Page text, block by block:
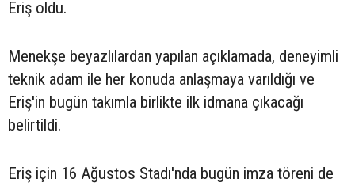
Eriş oldu.
Menekşe beyazlılardan yapılan açıklamada, deneyimli
teknik adam ile her konuda anlaşmaya varıldığı ve
Eriş'in bugün takımla birlikte ilk idmana çıkacağı
belirtildi.
Eriş için 16 Ağustos Stadı'nda bugün imza töreni de